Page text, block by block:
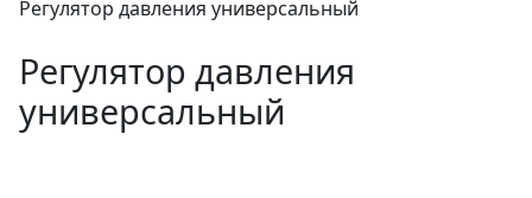
Регулятор давления универсальный
Регулятор давления
универсальный